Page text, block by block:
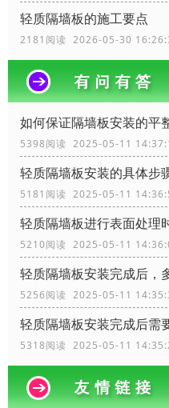
轻质隔墙板的施工要点
2181阅读 2026-05-30
如何保证隔墙板安装的平
5398阅读 2025-05-11
轻质隔墙板安装的具体步
5181阅读 2025-05-11
5210阅读 2025-05-11
5256阅读 2025-05-11
轻质隔墙板安装完成后需
5318阅读 2025-05-11